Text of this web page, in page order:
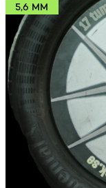
5,6 MM